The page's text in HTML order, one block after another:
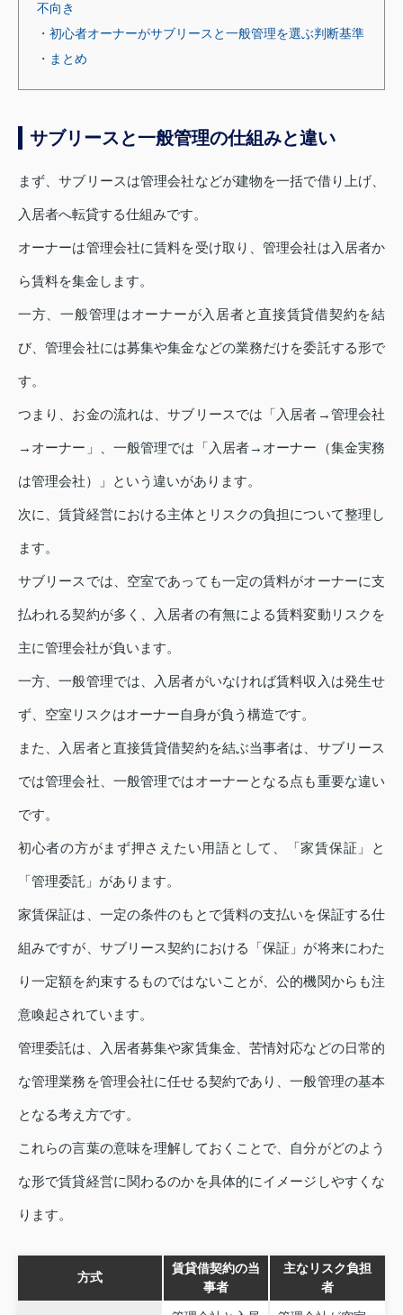
不向き
・初心者オーナーがサブリースと一般管理を選ぶ判断基準
・まとめ
サブリースと一般管理の仕組みと違い
まず、サブリースは管理会社などが建物を一括で借り上げ、
入居者へ転貸する仕組みです。
オーナーは管理会社に賃料を受け取り、管理会社は入居者か
ら賃料を集金します。
一方、一般管理はオーナーが入居者と直接賃貸借契約を結
び、管理会社には募集や集金などの業務だけを委託する形で
す。
つまり、お金の流れは、サブリースでは「入居者→管理会社
→オーナー」、一般管理では「入居者→オーナー（集金実務
は管理会社）」という違いがあります。
次に、賃貸経営における主体とリスクの負担について整理し
ます。
サブリースでは、空室であっても一定の賃料がオーナーに支
払われる契約が多く、入居者の有無による賃料変動リスクを
主に管理会社が負います。
一方、一般管理では、入居者がいなければ賃料収入は発生せ
ず、空室リスクはオーナー自身が負う構造です。
また、入居者と直接賃貸借契約を結ぶ当事者は、サブリース
では管理会社、一般管理ではオーナーとなる点も重要な違い
です。
初心者の方がまず押さえたい用語として、「家賃保証」と
「管理委託」があります。
家賃保証は、一定の条件のもとで賃料の支払いを保証する仕
組みですが、サブリース契約における「保証」が将来にわた
り一定額を約束するものではないことが、公的機関からも注
意喚起されています。
管理委託は、入居者募集や家賃集金、苦情対応などの日常的
な管理業務を管理会社に任せる契約であり、一般管理の基本
となる考え方です。
これらの言葉の意味を理解しておくことで、自分がどのよう
な形で賃貸経営に関わるのかを具体的にイメージしやすくな
ります。
方式
賃貸借契約の当
事者
主なリスク負担
者